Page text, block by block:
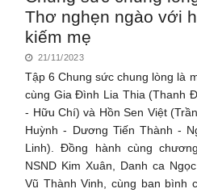
Thơ nghẹn ngào với
kiếm mẹ
21/11/2023
Tập 6 Chung sức chung lòng là
cùng Gia Đình Lia Thia (Thanh
- Hữu Chí) và Hồn Sen Việt
Huỳnh - Dương Tiến Thành -
Linh). Đồng hành cùng
NSND Kim Xuân, Danh ca
Vũ Thành Vinh, cùng ban bình